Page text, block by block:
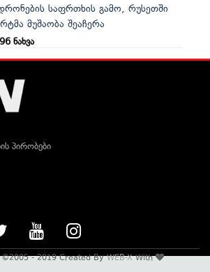
საფრთხის გამო, რუსეთში
მუშაობა შეაჩერა
ნახვა
პირობები
©2005 - 2019 Created ByWEB-XWith